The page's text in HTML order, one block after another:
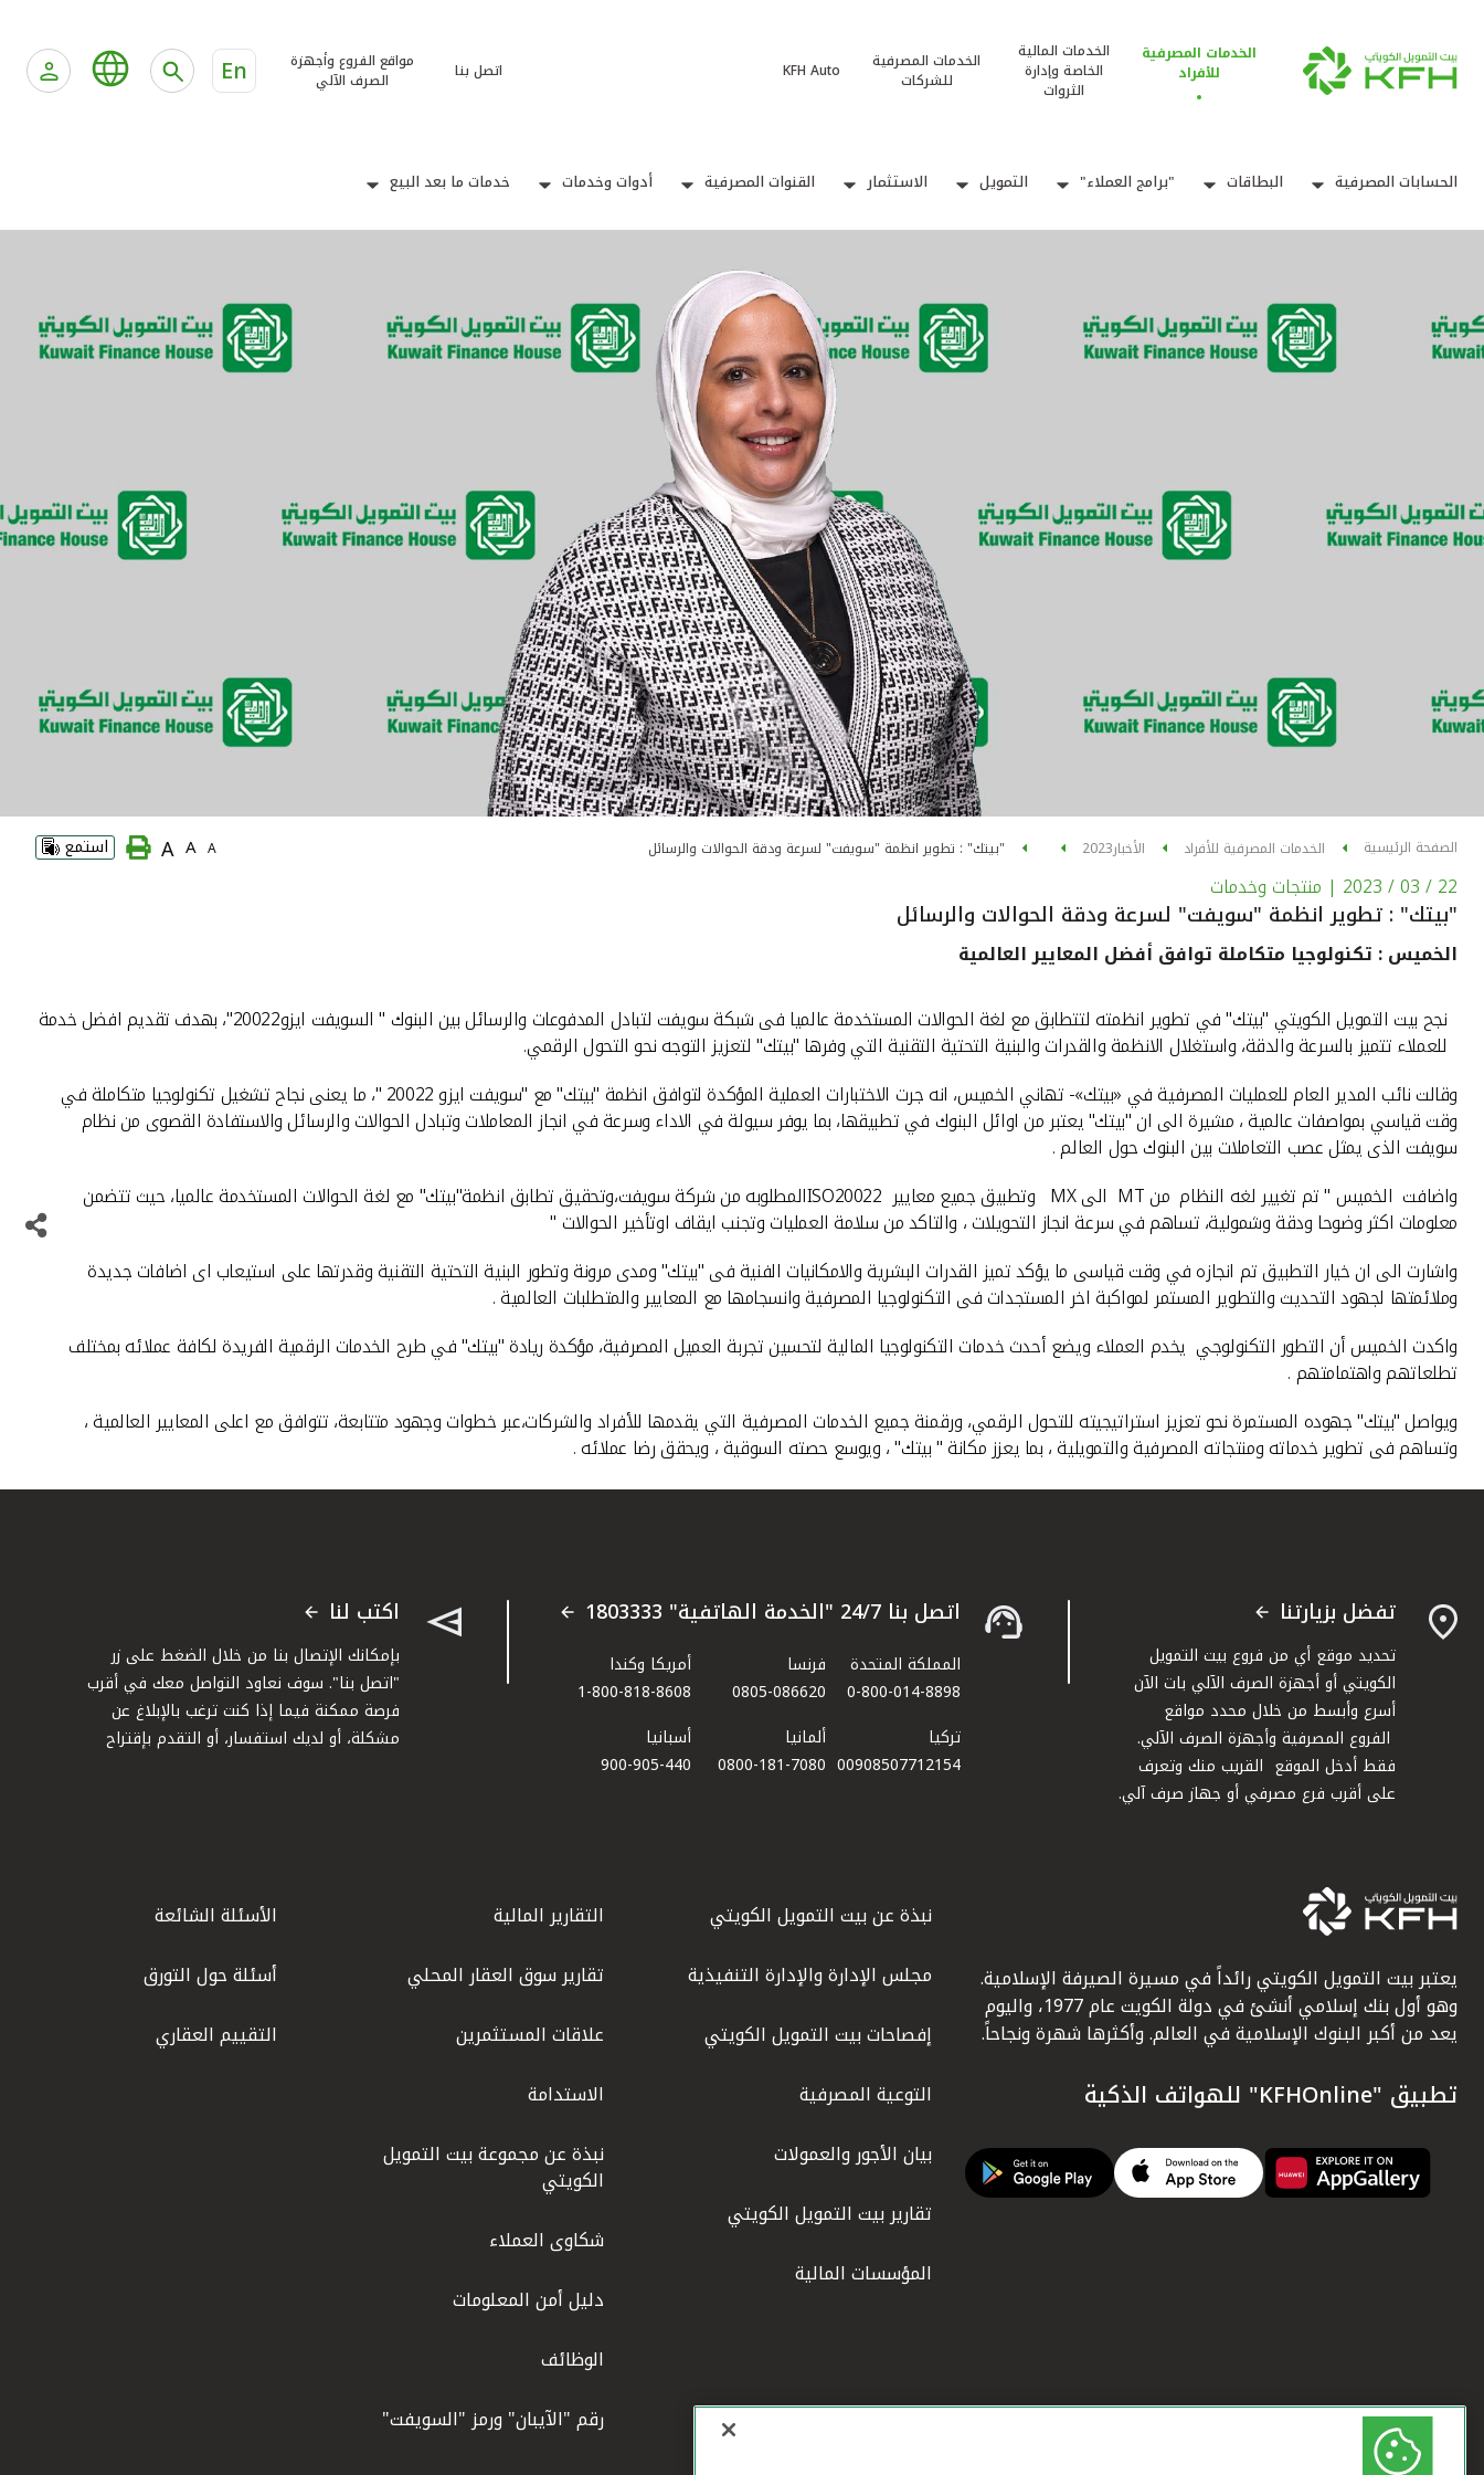
الخدمات المصرفية
للأفراد
الخدمات المالية
الخاصة وإدارة
الثروات
الخدمات المصرفية
للشركات
KFH Auto اتصل بنا
مواقع الفروع وأجهزة
الصرف الآلي
En
الحسابات المصرفية البطاقات "برامج العملاء" التمويل الاستثمار القنوات المصرفية أدوات وخدمات خدمات ما بعد البيع
الصفحة الرئيسية الخدمات المصرفية للأفراد الأخبار2023 "بيتك" : تطوير انظمة "سويفت" لسرعة ودقة الحوالات والرسائل A
A
A استمع
22 / 03 / 2023 | منتجات وخدمات
"بيتك" : تطوير انظمة "سويفت" لسرعة ودقة الحوالات والرسائل
الخميس : تكنولوجيا متكاملة توافق أفضل المعايير العالمية
نجح بيت التمويل الكويتي "بيتك" في تطوير انظمته لتتطابق مع لغة الحوالات المستخدمة عالميا فى شبكة سويفت لتبادل المدفوعات والرسائل بين البنوك " السويفت ايزو20022"، بهدف تقديم افضل خدمة
للعملاء تتميز بالسرعة والدقة، واستغلال الانظمة والقدرات والبنية التحتية التقنية التي وفرها "بيتك" لتعزيز التوجه نحو التحول الرقمي.
وقالت نائب المدير العام للعمليات المصرفية في «بيتك»- تهاني الخميس، انه جرت الاختبارات العملية المؤكدة لتوافق انظمة "بيتك" مع "سويفت ايزو 20022 "، ما يعنى نجاح تشغيل تكنولوجيا متكاملة في
وقت قياسي بمواصفات عالمية ، مشيرة الى ان "بيتك" يعتبر من اوائل البنوك في تطبيقها، بما يوفر سيولة في الاداء وسرعة في انجاز المعاملات وتبادل الحوالات والرسائل والاستفادة القصوى من نظام
سويفت الذى يمثل عصب التعاملات بين البنوك حول العالم .
واضافت الخميس " تم تغيير لغه النظام من MT الى MX وتطبيق جميع معايير ISO20022المطلوبه من شركة سويفت،وتحقيق تطابق انظمة"بيتك" مع لغة الحوالات المستخدمة عالميا، حيث تتضمن
معلومات اكثر وضوحا ودقة وشمولية، تساهم في سرعة انجاز التحويلات ، والتاكد من سلامة العمليات وتجنب ايقاف اوتأخير الحوالات "
واشارت الى ان خيار التطبيق تم انجازه في وقت قياسى ما يؤكد تميز القدرات البشرية والامكانيات الفنية فى "بيتك" ومدى مرونة وتطور البنية التحتية التقنية وقدرتها على استيعاب اى اضافات جديدة
وملائمتها لجهود التحديث والتطوير المستمر لمواكبة اخر المستجدات فى التكنولوجيا المصرفية وانسجامها مع المعايير والمتطلبات العالمية .
واكدت الخميس أن التطور التكنولوجي يخدم العملاء ويضع أحدث خدمات التكنولوجيا المالية لتحسين تجربة العميل المصرفية، مؤكدة ريادة "بيتك" في طرح الخدمات الرقمية الفريدة لكافة عملائه بمختلف
تطلعاتهم واهتمامتهم .
ويواصل "بيتك" جهوده المستمرة نحو تعزيز استراتيجيته للتحول الرقمي، ورقمنة جميع الخدمات المصرفية التي يقدمها للأفراد والشركات،عبر خطوات وجهود متتابعة، تتوافق مع اعلى المعايير العالمية ،
وتساهم فى تطوير خدماته ومنتجاته المصرفية والتمويلية ، بما يعزز مكانة " بيتك" ، ويوسع حصته السوقية ، ويحقق رضا عملائه .
تفضل بزيارتنا
تحديد موقع أي من فروع بيت التمويل
الكويتي أو أجهزة الصرف الآلي بات الآن
أسرع وأبسط من خلال محدد مواقع
الفروع المصرفية وأجهزة الصرف الآلي.
فقط أدخل الموقع القريب منك وتعرف
على أقرب فرع مصرفي أو جهاز صرف آلي.
اتصل بنا 24/7 "الخدمة الهاتفية" 1803333
المملكة المتحدة
0-800-014-8898
فرنسا
0805-086620
أمريكا وكندا
1-800-818-8608
تركيا
00908507712154​
ألمانيا
0800-181-7080
أسبانيا
900-905-440
اكتب لنا
بإمكانك الإتصال بنا من خلال الضغط على زر
"اتصل بنا". سوف نعاود التواصل معك في أقرب
فرصة ممكنة فيما إذا كنت ترغب بالإبلاغ عن
مشكلة، أو لديك استفسار، أو التقدم بإقتراح
يعتبر بيت التمويل الكويتي رائداً في مسيرة الصيرفة الإسلامية.
وهو أول بنك إسلامي أنشئ في دولة الكويت عام 1977، واليوم
يعد من أكبر البنوك الإسلامية في العالم. وأكثرها شهرة ونجاحاً.
تطبيق "KFHOnline" للهواتف الذكية
نبذة عن بيت التمويل الكويتي
مجلس الإدارة والإدارة التنفيذية
إفصاحات بيت التمويل الكويتي
التوعية المصرفية
بيان الأجور والعمولات
تقارير بيت التمويل الكويتي
المؤسسات المالية
التقارير المالية
تقارير سوق العقار المحلي
علاقات المستثمرين
الاستدامة
نبذة عن مجموعة بيت التمويل
الكويتي
شكاوى العملاء
دليل أمن المعلومات
الوظائف
رقم "الآيبان" ورمز "السويفت"
الأسئلة الشائعة
أسئلة حول التورق
التقييم العقاري